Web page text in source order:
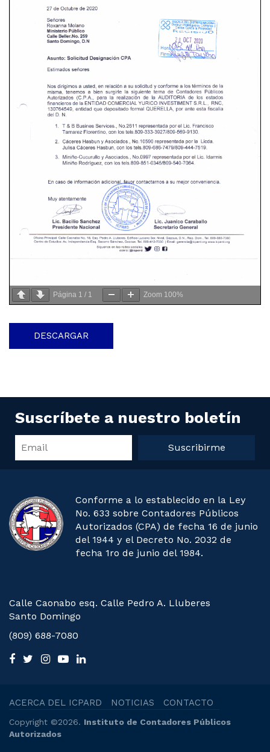
Página 1 / 1 Zoom 100%
DESCARGAR
Suscríbete a nuestro boletín
Suscribirme
Conforme a lo establecido en la Ley
No. 633 sobre Contadores Públicos
Autorizados (CPA) de fecha 16 de junio
del 1944 y el Decreto No. 2032 de
fecha 1ro de junio del 1984.
Calle Caonabo esq. Calle Pedro A. Lluberes
Santo Domingo
(809) 688-7080
ACERCA DEL ICPARD NOTICIAS CONTACTO
Copyright ©2026. Instituto de Contadores Públicos
Autorizados